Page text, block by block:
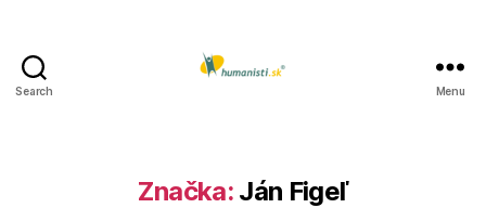
Search Menu
Značka: Ján Figeľ